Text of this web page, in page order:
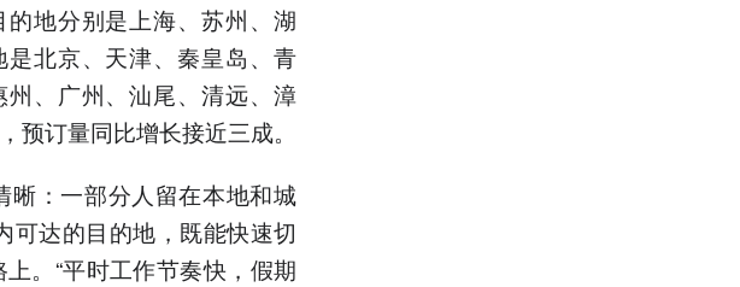
地分别是上海、苏州、湖
北京、天津、秦皇岛、青
、广州、汕尾、清远、漳
订量同比增长接近三成。
晰：一部分人留在本地和城
可达的目的地，既能快速切
。“平时工作节奏快，假期